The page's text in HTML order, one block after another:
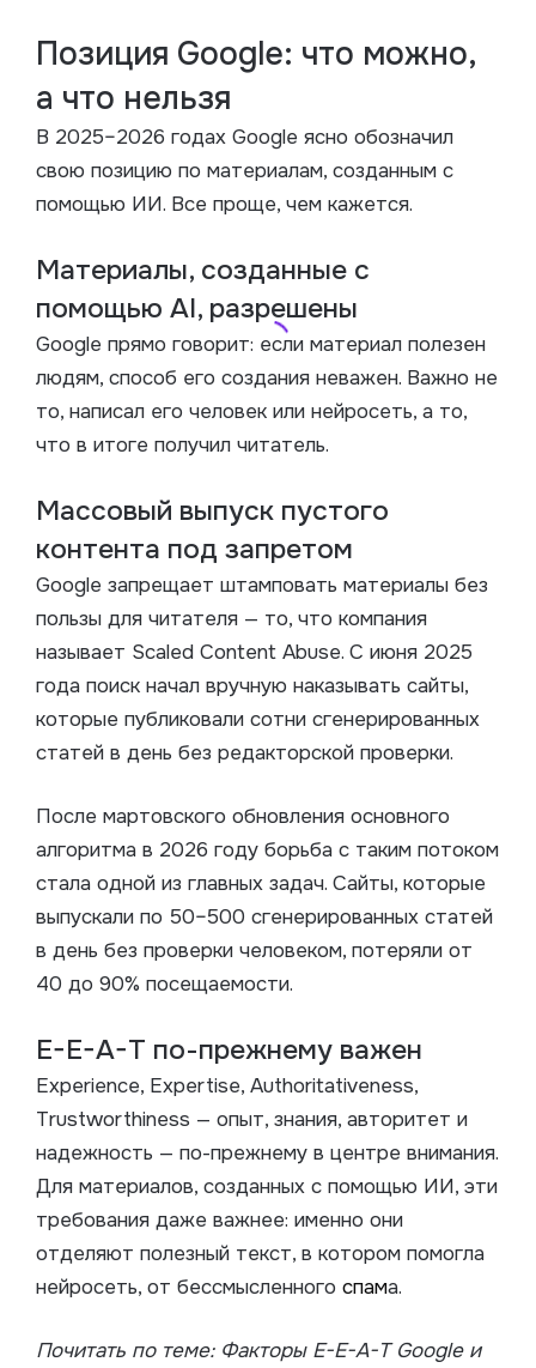
Позиция Google: что можно,
а что нельзя
В 2025–2026 годах Google ясно обозначил
свою позицию по материалам, созданным с
помощью ИИ. Все проще, чем кажется.
Материалы, созданные с
помощью AI, разрешены
Google прямо говорит: если материал полезен
людям, способ его создания неважен. Важно не
то, написал его человек или нейросеть, а то,
что в итоге получил читатель.
Массовый выпуск пустого
контента под запретом
Google запрещает штамповать материалы без
пользы для читателя — то, что компания
называет Scaled Content Abuse. С июня 2025
года поиск начал вручную наказывать сайты,
которые публиковали сотни сгенерированных
статей в день без редакторской проверки.
После мартовского обновления основного
алгоритма в 2026 году борьба с таким потоком
стала одной из главных задач. Сайты, которые
выпускали по 50–500 сгенерированных статей
в день без проверки человеком, потеряли от
40 до 90% посещаемости.
E-E-A-T по-прежнему важен
Experience, Expertise, Authoritativeness,
Trustworthiness — опыт, знания, авторитет и
надежность — по-прежнему в центре внимания.
Для материалов, созданных с помощью ИИ, эти
требования даже важнее: именно они
отделяют полезный текст, в котором помогла
нейросеть, от бессмысленного спама.
Почитать по теме: Факторы E-E-A-T Google и